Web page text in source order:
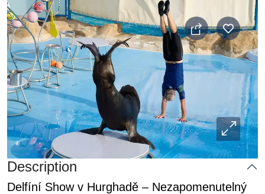
Description
Delfíní Show v Hurghadě – Nezapomenutelný